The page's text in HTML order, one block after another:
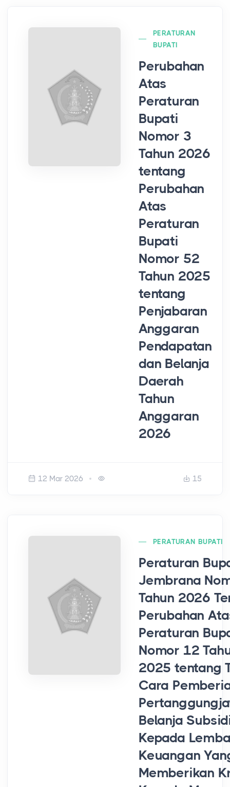
PERATURAN
BUPATI
Perubahan
Atas
Peraturan
Bupati
Nomor 3
Tahun 2026
tentang
Perubahan
Atas
Peraturan
Bupati
Nomor 52
Tahun 2025
tentang
Penjabaran
Anggaran
Pendapatan
dan Belanja
Daerah
Tahun
Anggaran
2026
12 Mar 2026 15
PERATURAN BUPATI
Peraturan
Jembrana
Tahun 2026
Perubahan
Peraturan
Nomor 12
2025 tentang
Cara
Belanja
Kepada
Keuangan
Memberikan